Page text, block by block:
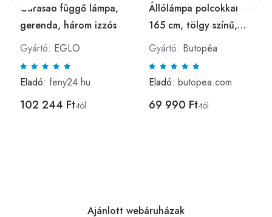
Curasao függő lámpa,
gerenda, három izzós
Gyártó: EGLO
Eladó: feny24.hu
102 244 Ft-tól
Állólámpa polcokkal
165 cm, tölgy színű,
fekete - TRIGULI -
Gyártó: Butopêa
Eladó: butopea.com
69 990 Ft-tól
Ajánlott webáruházak